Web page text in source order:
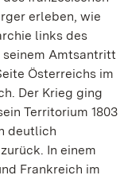
erleben, wie
links des
seinem Amtsantritt
Österreichs im
Der Krieg ging
Territorium 1803
deutlich
In einem
Frankreich im